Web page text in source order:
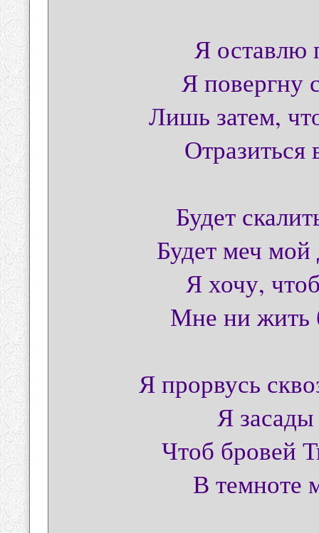
Я оставлю
Я повергну
Лишь затем,
Будет
Будет меч мой
Я хочу,
Мне ни жить
Я прорвусь
Я
Чтоб бровей
В темноте